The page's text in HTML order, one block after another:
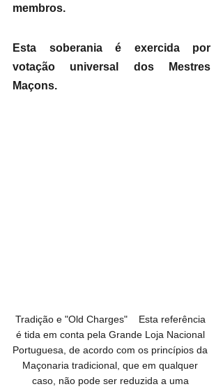
membros.
Esta soberania é exercida por
votação universal dos Mestres
Maçons.
Tradição e "Old Charges"    Esta referência
é tida em conta pela Grande Loja Nacional
Portuguesa, de acordo com os princípios da
Maçonaria tradicional, que em qualquer
caso, não pode ser reduzida a uma